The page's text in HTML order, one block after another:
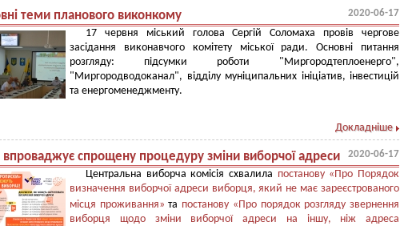
теми планового виконкому 2020-06-17
17 червня міський голова Сергій Соломаха провів чергове
засідання виконавчого комітету міської ради. Основні питання
розгляду: підсумки роботи "Миргородтеплоенерго",
"Миргородводоканал", відділу муніципальних ініціатив, інвестицій
та енергоменеджменту.
Докладніше
спрощену процедуру зміни виборчої адреси 2020-06-17
Центральна виборча комісія схвалила постанову «Про Порядок
визначення виборчої адреси виборця, який не має зареєстрованого
місця проживання» та постанову «Про порядок розгляду звернення
виборця щодо зміни виборчої адреси на іншу, ніж адреса